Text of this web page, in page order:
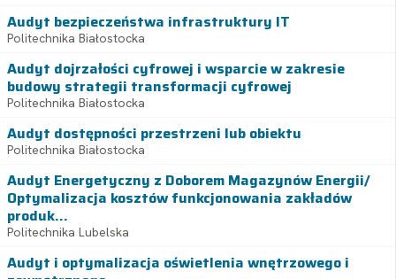
Audyt bezpieczeństwa infrastruktury IT
Politechnika Białostocka
Audyt dojrzałości cyfrowej i wsparcie w zakresie
budowy strategii transformacji cyfrowej
Politechnika Białostocka
Audyt dostępności przestrzeni lub obiektu
Politechnika Białostocka
Audyt Energetyczny z Doborem Magazynów Energii/
Optymalizacja kosztów funkcjonowania zakładów
produk...
Politechnika Lubelska
Audyt i optymalizacja oświetlenia wnętrzowego i